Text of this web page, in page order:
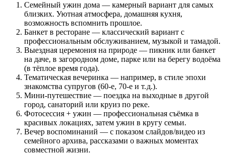
Семейный ужин дома — камерный вариант для самых
близких. Уютная атмосфера, домашняя кухня,
возможность вспомнить прошлое.
Банкет в ресторане — классический вариант с
профессиональным обслуживанием, музыкой и тамадой.
Выездная церемония на природе — пикник или банкет
на даче, в загородном доме, парке или на берегу водоёма
(в тёплое время года).
Тематическая вечеринка — например, в стиле эпохи
знакомства супругов (60‑е, 70‑е и т. д.).
Мини‑путешествие — поездка на выходные в другой
город, санаторий или круиз по реке.
Фотосессия + ужин — профессиональная съёмка в
красивых локациях, затем ужин в кругу семьи.
Вечер воспоминаний — с показом слайдов/видео из
семейного архива, рассказами о важных моментах
совместной жизни.